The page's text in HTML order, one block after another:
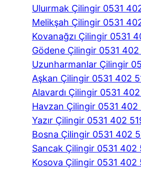
Uluırmak Çilingir 0531
Melikşah Çilingir 0531
Kovanağzı Çilingir 0531
Gödene Çilingir 0531 402
Uzunharmanlar Çilingir
Aşkan Çilingir 0531 402
Alavardı Çilingir 0531
Havzan Çilingir 0531 402
Yazır Çilingir 0531 402
Bosna Çilingir 0531 402
Sancak Çilingir 0531 402
Kosova Çilingir 0531 402